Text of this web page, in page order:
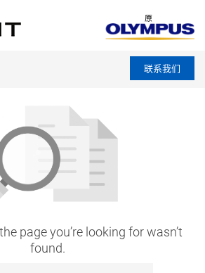
原
联系我们
page you’re looking for wasn’t
found.